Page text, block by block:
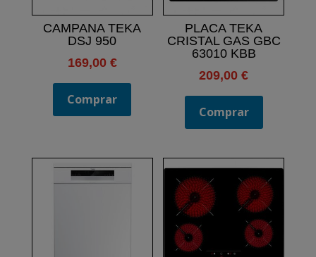
CAMPANA TEKA
DSJ 950
169,00 €
Comprar
PLACA TEKA
CRISTAL GAS GBC
63010 KBB
209,00€
Comprar